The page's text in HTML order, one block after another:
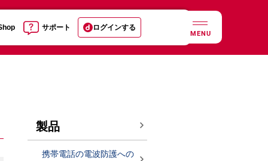
サポート ログインする
MENU
製品
携帯電話の電波防護への